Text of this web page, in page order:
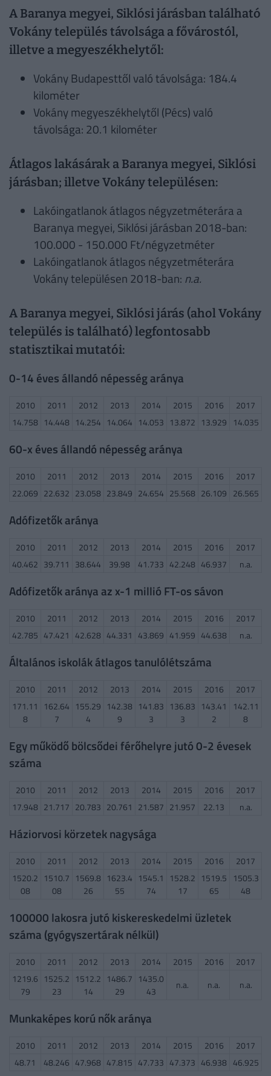
A Baranya megyei, Siklósi járásban található
Vokány település távolsága a fővárostól,
illetve a megyeszékhelytől:
Vokány Budapesttől való távolsága: 184.4
kilométer
Vokány megyeszékhelytől (Pécs) való
távolsága: 20.1 kilométer
Átlagos lakásárak a Baranya megyei, Siklósi
járásban; illetve Vokány településen:
Lakóingatlanok átlagos négyzetméterára a
Baranya megyei, Siklósi járásban 2018-ban:
100.000 - 150.000 Ft/négyzetméter
Lakóingatlanok átlagos négyzetméterára
Vokány településen 2018-ban: n.a.
A Baranya megyei, Siklósi járás (ahol Vokány
település is található) legfontosabb
statisztikai mutatói:
0-14 éves állandó népesség aránya
2010 2011 2012 2013 2014 2015 2016
2017
14.758 14.448 14.254 14.064 14.053 13.872 13.929 14.035
60-x éves állandó népesség aránya
2010 2011 2012 2013 2014 2015 2016
2017
22.069 22.632 23.058 23.849 24.654 25.568 26.109 26.565
Adófizetők aránya
2010 2011 2012 2013 2014 2015 2016
2017
40.462 39.711 38.644 39.98 41.733 42.248 46.937 n.a.
Adófizetők aránya az x-1 millió FT-os sávon
2010 2011 2012 2013 2014 2015 2016
2017
42.785 47.421 42.628 44.331 43.869 41.959 44.638 n.a.
Általános iskolák átlagos tanulólétszáma
2010 2011 2012 2013 2014 2015 2016
2017
171.11
8
162.64
7
155.29
4
142.38
9
141.83
3
136.83
3
143.41
2
142.11
8
Egy működő bölcsődei férőhelyre jutó 0-2 évesek
száma
2010 2011 2012 2013 2014 2015 2016
2017
17.948 21.717 20.783 20.761 21.587 21.957 22.13 n.a.
Háziorvosi körzetek nagysága
2010 2011 2012 2013 2014 2015 2016
2017
1520.2
08
1510.7
08
1569.8
26
1623.4
55
1545.1
74
1528.2
17
1519.5
65
1505.3
48
100000 lakosra jutó kiskereskedelmi üzletek
száma (gyógyszertárak nélkül)
2010 2011 2012 2013 2014 2015 2016
2017
1219.6
79
1525.2
23
1512.2
14
1486.7
29
1435.0
43
n.a. n.a. n.a.
Munkaképes korú nők aránya
2010 2011 2012 2013 2014 2015 2016
2017
48.71
48.246 47.968 47.815 47.733 47.373 46.938 46.925